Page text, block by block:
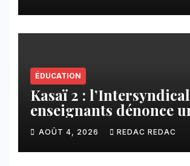
ÉDUCATION
Kasaï 2 :
enseignants dénonce
contribution financière
imposée aux écoles de la
CNCA
AOÛT 4, 2026 REDAC REDAC